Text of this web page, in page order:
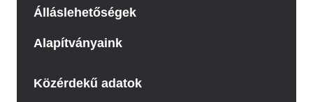
Álláslehetőségek
Alapítványaink
Közérdekű adatok